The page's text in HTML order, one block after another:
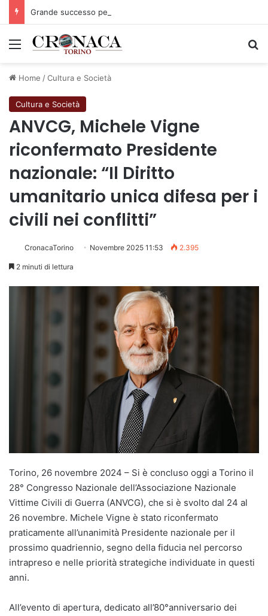
Menu
Home /Cultura e Società
Cultura e Società
ANVCG, Michele Vigne
riconfermato Presidente
nazionale: “Il Diritto
umanitario unica difesa per i
civili nei conflitti”
CronacaTorino Novembre 2025 11:53 2.395
2 minuti di lettura
Torino, 26 novembre 2024 – Si è concluso oggi a Torino il
28° Congresso Nazionale dell’Associazione Nazionale
Vittime Civili di Guerra (ANVCG), che si è svolto dal 24 al
26 novembre. Michele Vigne è stato riconfermato
praticamente all’unanimità Presidente nazionale per il
prossimo quadriennio, segno della fiducia nel percorso
intrapreso e nelle priorità strategiche individuate in questi
anni.
All’evento di apertura, dedicato all’80°anniversario dei